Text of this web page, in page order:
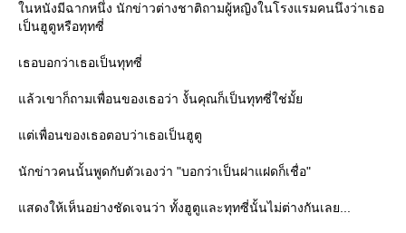
นหนังมีฉากหนึ่ง นักข่าวต่างชาติถามผู้หญิงในโรงแรมคนนึงว่าเธอ
เป็นฮูตูหรือทุทซี่
เธอบอกว่าเธอเป็นทุทซี่
ล้วเขาก็ถามเพื่อนของเธอว่า งั้นคุณก็เป็นทุทซี่ใช่มั้
ต่เพื่อนของเธอตอบว่าเธอเป็นฮูตู
นักข่าวคนนั้นพูดกับตัวเองว่า "บอกว่าเป็นฝาแฝดก็เชื่อ"
สดงให้เห็นอย่างชัดเจนว่า ทั้งฮูตูและทุทซี่นั้นไม่ต่างกันเลย...